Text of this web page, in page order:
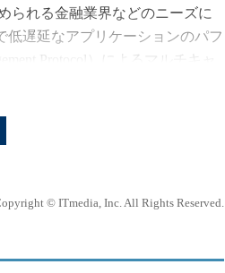
られる金融業界などのニーズに
低遅延なアプリケーションのパフ
Protocol）によるマルチキャ
ッサ（vCPU）の有効／無効を
マシン（KVM）ハイパーバイザ
のアクセス性能を高めた。
© ITmedia, Inc. All Rights Reserved.